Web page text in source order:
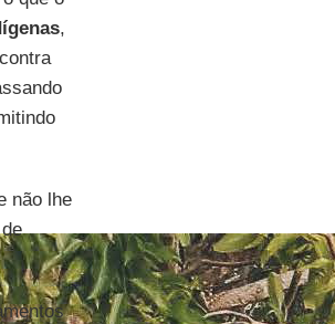
,
não lhe